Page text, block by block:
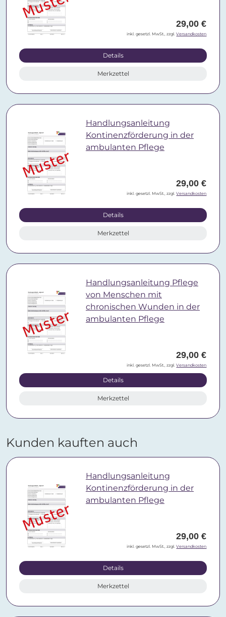
29,00 €
inkl. gesetzl. MwSt., zzgl.Versandkosten
Details
Merkzettel
Handlungsanleitung
Kontinenzförderung in der
ambulanten Pflege
29,00 €
inkl. gesetzl. MwSt., zzgl.Versandkosten
Details
Merkzettel
Handlungsanleitung Pflege
von Menschen mit
chronischen Wunden in der
ambulanten Pflege
29,00 €
inkl. gesetzl. MwSt., zzgl.Versandkosten
Details
Merkzettel
Kunden kauften auch
Handlungsanleitung
Kontinenzförderung in der
ambulanten Pflege
29,00 €
inkl. gesetzl. MwSt., zzgl.Versandkosten
Details
Merkzettel